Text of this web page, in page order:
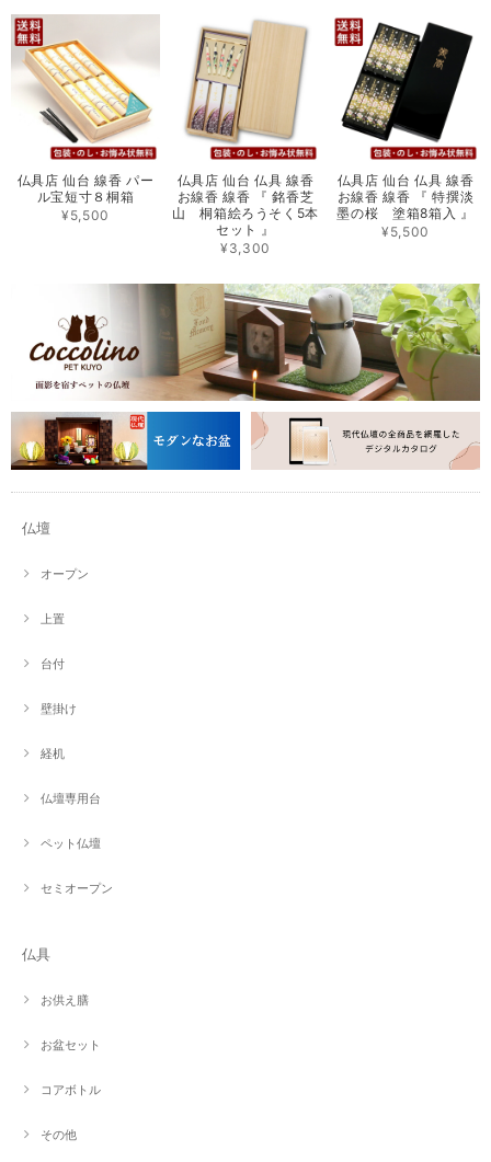
仏具店 仙台 線香 パー
ル宝短寸８桐箱
¥5,500
仏具店 仙台 仏具 線香
お線香 線香 『 銘香芝
山 桐箱絵ろうそく5本
セット 』
¥3,300
仏具店 仙台 仏具 線香
お線香 線香 『 特撰淡
墨の桜 塗箱8箱入 』
¥5,500
仏壇
オープン
上置
台付
壁掛け
経机
仏壇専用台
ペット仏壇
セミオープン
仏具
お供え膳
お盆セット
コアボトル
その他